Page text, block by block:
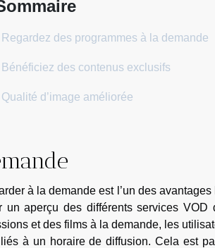
Regardez des programmes à la demande
Bénéficiez des contenus exclusifs
Qualité d’image améliorée
à la demande est l’un des
un aperçu des différents services VOD
et des films à la demande, les
à un horaire de diffusion. Cela est